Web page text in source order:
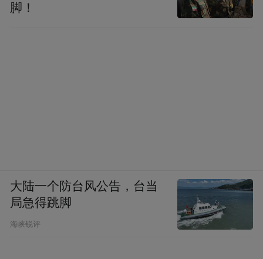
脚！
大陆一个防台风公告，台当
局急得跳脚
海峡锐评